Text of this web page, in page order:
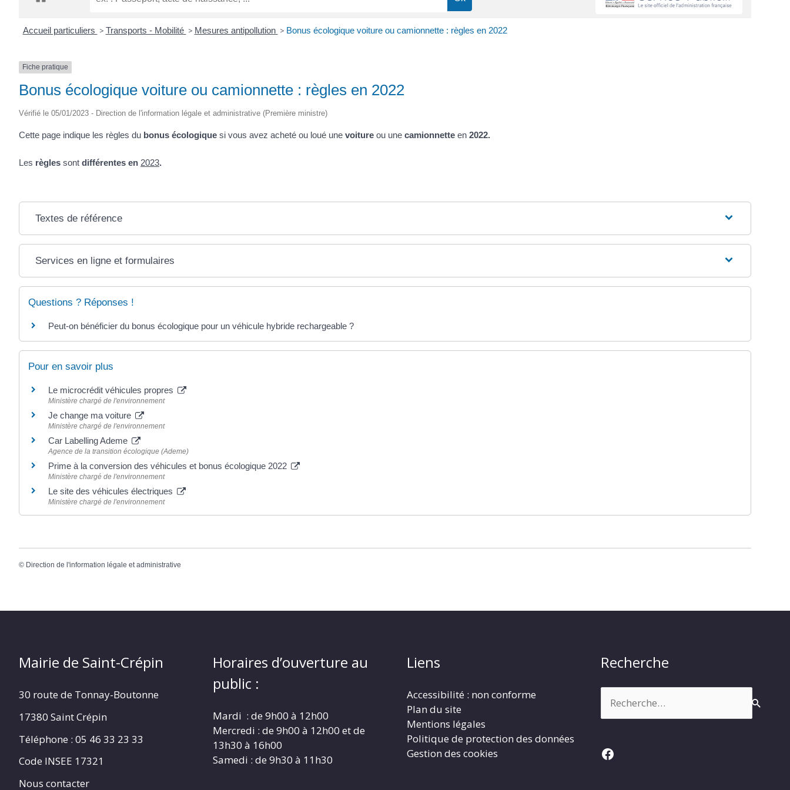
Accueil particuliers > Transports - Mobilité > Mesures antipollution > Bonus écologique voiture ou camionnette : règles en 2022
Fiche pratique
Bonus écologique voiture ou camionnette : règles en 2022
Vérifié le 05/01/2023 - Direction de l'information légale et administrative (Première ministre)
Cette page indique les règles du bonus écologique si vous avez acheté ou loué une voiture ou une camionnette en 2022.
Les règles sont différentes en 2023.
Textes de référence
Services en ligne et formulaires
Questions ? Réponses !
Peut-on bénéficier du bonus écologique pour un véhicule hybride rechargeable ?
Pour en savoir plus
Le microcrédit véhicules propres
Ministère chargé de l'environnement
Je change ma voiture
Ministère chargé de l'environnement
Car Labelling Ademe
Agence de la transition écologique (Ademe)
Prime à la conversion des véhicules et bonus écologique 2022
Ministère chargé de l'environnement
Le site des véhicules électriques
Ministère chargé de l'environnement
© Direction de l'information légale et administrative
Mairie de Saint-Crépin
30 route de Tonnay-Boutonne
17380 Saint Crépin
Téléphone : 05 46 33 23 33
Code INSEE 17321
Nous contacter
Horaires d’ouverture au
public :
Mardi : de 9h00 à 12h00
Mercredi : de 9h00 à 12h00 et de
13h30 à 16h00
Samedi : de 9h30 à 11h30
Liens
Accessibilité : non conforme
Plan du site
Mentions légales
Politique de protection des données
Gestion des cookies
Recherche
Facebook